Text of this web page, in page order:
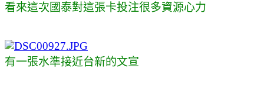
看來這次國泰對這張卡投注很多資源心力
有一張水準接近台新的文宣